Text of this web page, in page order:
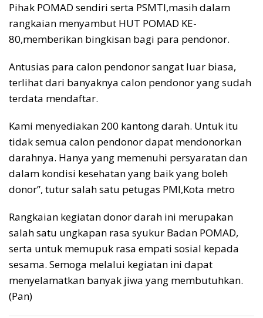
Pihak POMAD sendiri serta PSMTI,masih dalam
rangkaian menyambut HUT POMAD KE-
80,memberikan bingkisan bagi para pendonor.
Antusias para calon pendonor sangat luar biasa,
terlihat dari banyaknya calon pendonor yang sudah
terdata mendaftar.
Kami menyediakan 200 kantong darah. Untuk itu
tidak semua calon pendonor dapat mendonorkan
darahnya. Hanya yang memenuhi persyaratan dan
dalam kondisi kesehatan yang baik yang boleh
donor”, tutur salah satu petugas PMI,Kota metro
Rangkaian kegiatan donor darah ini merupakan
salah satu ungkapan rasa syukur Badan POMAD,
serta untuk memupuk rasa empati sosial kepada
sesama. Semoga melalui kegiatan ini dapat
menyelamatkan banyak jiwa yang membutuhkan.
(Pan)